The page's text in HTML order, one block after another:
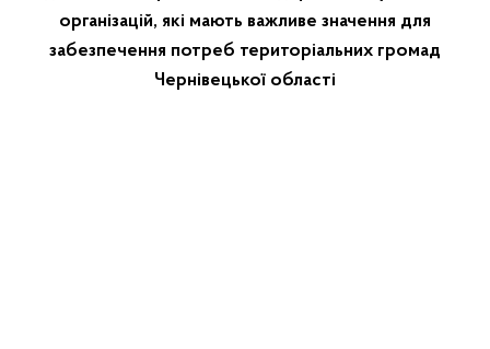
організацій, які мають важливе значення для
забезпечення потреб територіальних громад
Чернівецької області